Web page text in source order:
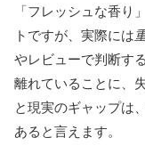
「フレッシュな香り
トですが、実際には
やレビューで判断す
離れていることに、
と現実のギャップは
あると言えます。